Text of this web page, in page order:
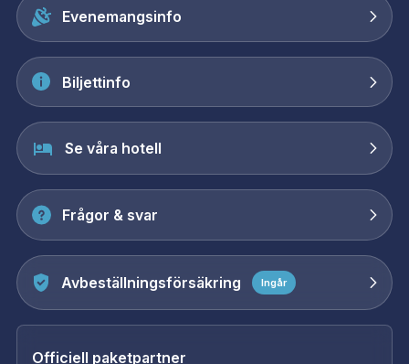
Evenemangsinfo
Biljettinfo
Se våra hotell
Frågor & svar
Avbeställningsförsäkring Ingår
Officiell paketpartner